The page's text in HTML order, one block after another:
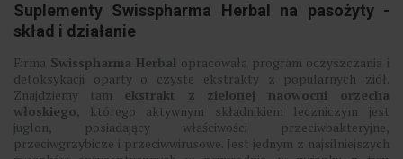
Suplementy Swisspharma Herbal na pasożyty -
skład i działanie
Firma Swisspharma Herbal opracowała program oczyszczania i
detoksykacji oparty o czyste ekstrakty z popularnych ziół.
Znajdziemy tam ekstrakt z zielonej naowocni orzecha
włoskiego, którego aktywnym składnikiem leczniczym jest
juglon, posiadający właściwości przeciwbakteryjne,
przeciwgrzybicze i przeciwwirusowe. Jest jednym z najsilniejszych